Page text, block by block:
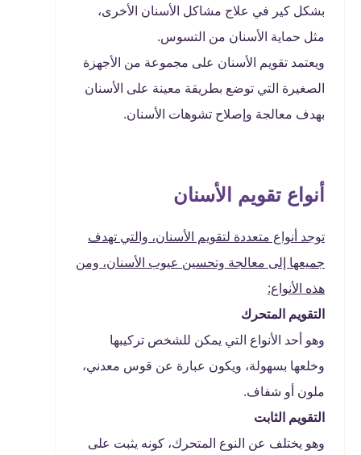
بشكل كير في علاج مشاكل الأسنان الأخرى،
مثل حماية الأسنان من التسوس.
ويعتمد تقويم الأسنان على مجموعة من الأجهزة
الصغيرة التي توضع بطريقة معينة على الأسنان
بهدف معالجة وإصلاح تشوهات الأسنان.
أنواع تقويم الأسنان
توجد أنواع متعددة لتقويم الأسنان، والتي تهدف
جميعها إلى معالجة وتحسين عيوب الأسنان، ومن
هذه الأنواع:
التقويم المتحرك
وهو أحد الأنواع التي يمكن للشخص تركيبها
وخلعها بسهولة، ويكون عبارة عن قوس معدني،
ملون أو شفاف.
التقويم الثابت
وهو يختلف عن النوع المتحرك، كونه يثبت على